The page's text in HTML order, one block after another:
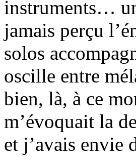
instruments…
jamais perçu
solos
oscille entre
bien, là, à ce
m’évoquait la
et j’avais envie